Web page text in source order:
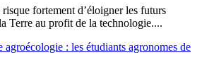
fortement d’éloigner les futurs
Terre au profit de la technologie....
agroécologie : les étudiants agronomes de